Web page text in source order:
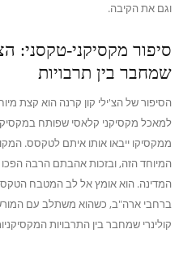
וגם את הקיבה.
סיפור מקסיקני-טקסני:
שמחבר בין תרבויות
הסיפור של הצ'ילי קון קרנה הוא קצת
למאכל מקסיקני קלאסי שפותח
ממקסיקו ייבאו אותו איתם לטקסס.
המיוחד הזה, ובזכות אהבתם הרבה
המדינה. הוא אומץ אל לב המטבח
ברחבי ארה"ב, כשהוא משתלב עם
קולינרי שמחבר בין התרבויות